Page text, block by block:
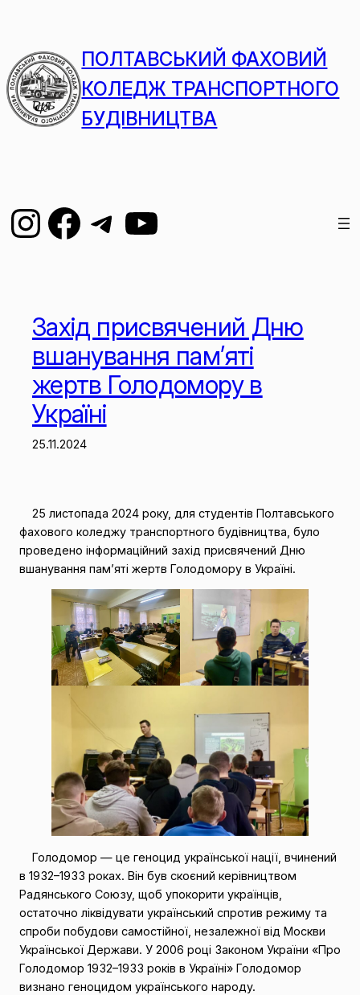
ПОЛТАВСЬКИЙ ФАХОВИЙ
КОЛЕДЖ ТРАНСПОРТНОГО
БУДІВНИЦТВА
Захід присвячений Дню
вшанування пам’яті
жертв Голодомору в
Україні
25.11.2024
25 листопада 2024 року, для студентів Полтавського
фахового коледжу транспортного будівництва, було
проведено інформаційний захід присвячений Дню
вшанування пам’яті жертв Голодомору в Україні.
Голодомор — це геноцид української нації, вчинений
в 1932–1933 роках. Він був скоєний керівництвом
Радянського Союзу, щоб упокорити українців,
остаточно ліквідувати український спротив режиму та
спроби побудови самостійної, незалежної від Москви
Української Держави. У 2006 році Законом України «Про
Голодомор 1932–1933 років в Україні» Голодомор
визнано геноцидом українського народу.